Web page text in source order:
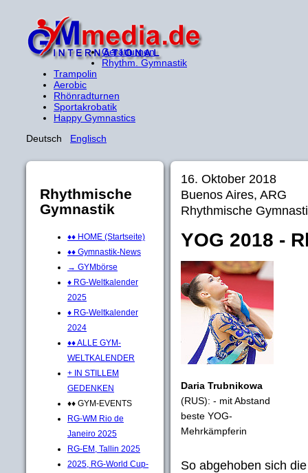
Gerätturnen
Rhythm. Gymnastik
Trampolin
Aerobic
Rhönradturnen
Sportakrobatik
Happy Gymnastics
Deutsch Englisch
Rhythmische
Gymnastik
♦♦ HOME (Startseite)
♦♦ Gymnastik-News
→ GYMbörse
♦ RG-Weltkalender
2025
♦ RG-Weltkalender
2024
♦♦ ALLE GYM-
WELTKALENDER
+ IN STILLEM
GEDENKEN
♦♦ GYM-EVENTS
RG-WM Rio de
Janeiro 2025
RG-EM, Tallin 2025
2025, RG-World Cup-
16. Oktober 2018
Buenos Aires, ARG
Rhythmische
YOG 2018 -
Daria Trubnikowa
(RUS): - mit Abstand
beste YOG-
Mehrkämpferin
So abgehoben sich